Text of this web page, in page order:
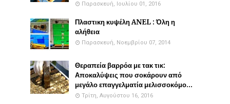
Παρασκευή, Ιουλίου 01, 2016
Πλαστικη κυψέλη ANEL : Όλη η
αλήθεια
Παρασκευή, Νοεμβρίου 07, 2014
Θεραπεία βαρρόα με τακ τικ:
Αποκαλύψεις που σοκάρουν από
μεγάλο επαγγελματία μελισσοκόμο...
Τρίτη, Αυγούστου 16, 2016